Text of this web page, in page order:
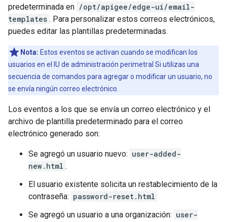
predeterminada en /opt/apigee/edge-ui/email-
templates . Para personalizar estos correos electrónicos,
puedes editar las plantillas predeterminadas.
Nota: Estos eventos se activan cuando se modifican los
usuarios en el IU de administración perimetral Si utilizas una
secuencia de comandos para agregar o modificar un usuario, no
se envía ningún correo electrónico.
Los eventos a los que se envía un correo electrónico y el
archivo de plantilla predeterminado para el correo
electrónico generado son:
Se agregó un usuario nuevo: user-added-
new.html .
El usuario existente solicita un restablecimiento de la
contraseña: password-reset.html
Se agregó un usuario a una organización: user-